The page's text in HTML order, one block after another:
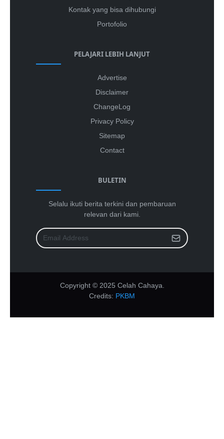
Kontak yang bisa dihubungi
Portofolio
PELAJARI LEBIH LANJUT
Advertise
Disclaimer
ChangeLog
Privacy Policy
Sitemap
Contact
BULETIN
Selalu ikuti berita terkini dan pembaruan
relevan dari kami.
Copyright © 2025 Celah Cahaya.
Credits: PKBM